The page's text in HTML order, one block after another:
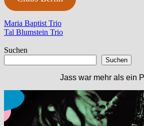
Beitragsnavigation
Vorheriger
Beitrag:
Maria Baptist Trio
Nächster
Tal Blumstein Trio
Suchen
Suchen
Jass war mehr als ein